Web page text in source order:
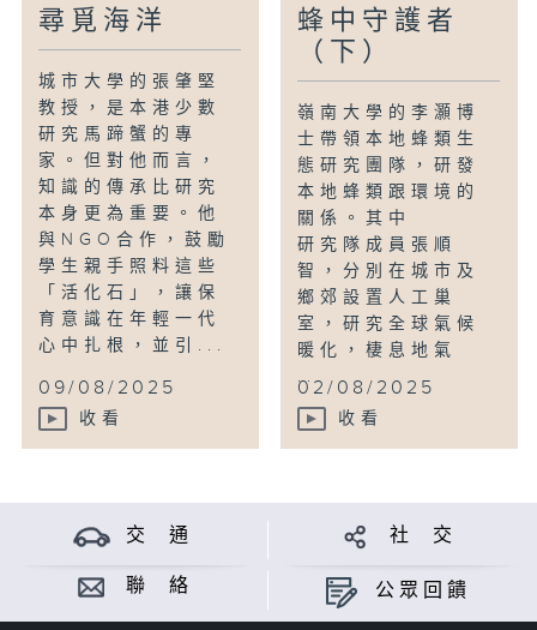
尋覓海洋
城市大學的張肇堅
教授，是本港少數
研究馬蹄蟹的專
家。但對他而言，
知識的傳承比研究
本身更為重要。他
與NGO合作，鼓勵
學生親手照料這些
「活化石」，讓保
育意識在年輕一代
心中扎根，並引...
09/08/2025
收看
蜂中守護者
（下）
嶺南大學的李灝博
士帶領本地蜂類生
態研究團隊，研發
本地蜂類跟環境的
關係。其中
研究隊成員張順
智，分別在城市及
鄉郊設置人工巢
室，研究全球氣候
暖化，棲息地氣
...
02/08/2025
收看
交 通 社 交
聯 絡 公眾回饋